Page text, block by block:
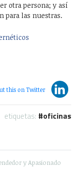
otra persona; y así
para las nuestras.
etiquetas: oficinas
y Apasionado